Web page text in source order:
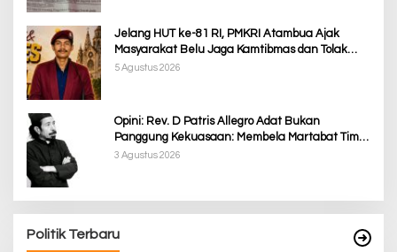
Jelang HUT ke-81 RI, PMKRI Atambua Ajak
Masyarakat Belu Jaga Kamtibmas dan Tolak
Provokasi
5 Agustus 2026
Opini: Rev. D Patris Allegro Adat Bukan
Panggung Kekuasaan: Membela Martabat Timor
dari Politik Simbolik
3 Agustus 2026
Politik Terbaru